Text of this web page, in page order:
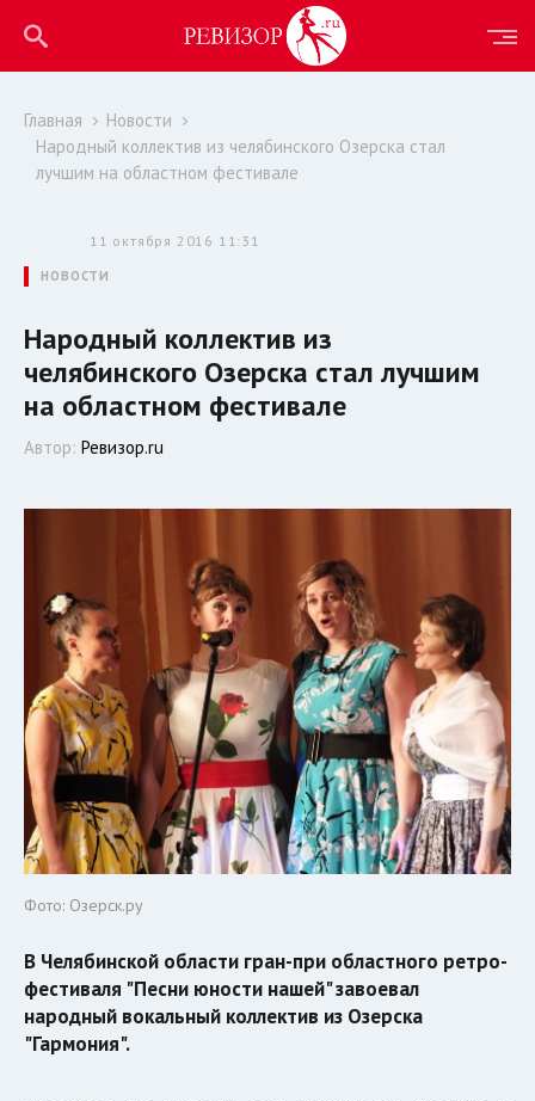
Главная
Новости
Народный коллектив из челябинского Озерска стал
лучшим на областном фестивале
11 октября 2016 11:31
НОВОСТИ
Народный коллектив из
челябинского Озерска стал лучшим
на областном фестивале
Автор: Ревизор.ru
Фото: Озерск.ру
В Челябинской области гран-при областного ретро-
фестиваля "Песни юности нашей" завоевал
народный вокальный коллектив из Озерска
"Гармония".